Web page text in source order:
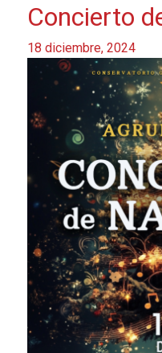
Concierto
18 diciembre, 2024